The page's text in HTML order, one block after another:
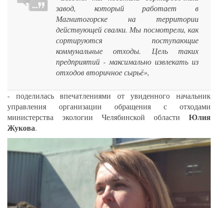
завод, который работает в
Магнитогорске на территории
действующей свалки. Мы посмотрели, как
сортируются поступающие
коммунальные отходы. Цель таких
предприятий - максимально извлекать из
отходов вторичное сырьё»,
- поделилась впечатлениями от увиденного начальник
управления организации обращения с отходами
министерства экологии Челябинской области Юлия
Жукова.